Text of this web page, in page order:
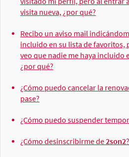
visita nueva, ¿por qué?
Recibo un aviso mail
incluido en su lista de favoritos,
veo que nadie me haya incluido
¿por qué?
¿Cómo puedo cancelar la
pase?
¿Cómo puedo suspender
¿Cómo desinscribirme de2son2?